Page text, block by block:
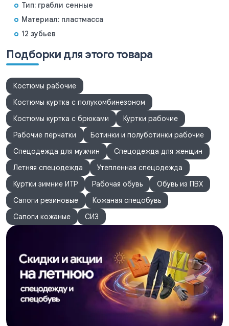
Тип: грабли сенные
Материал: пластмасса
12 зубьев
Подборки для этого товара
Костюмы рабочие
Костюмы куртка с полукомбинезоном
Костюмы куртка с брюками
Куртки рабочие
Рабочие перчатки
Ботинки и полуботинки рабочие
Спецодежда для мужчин
Спецодежда для женщин
Летняя спецодежда
Утепленная спецодежда
Куртки зимние ИТР
Рабочая обувь
Обувь из ПВХ
Сапоги резиновые
Кожаная спецобувь
Сапоги кожаные
СИЗ